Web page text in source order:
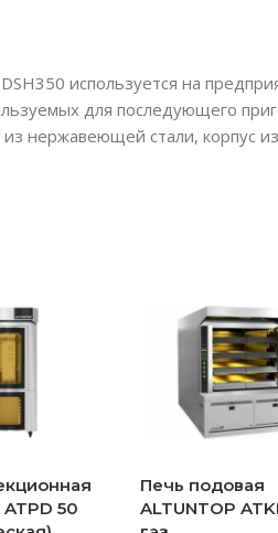
используется на
для последующего
нержавеющей стали, корпус
50
Печь подовая
ALTUNTOP